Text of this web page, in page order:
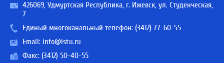
426069, Удмуртская Республика, г. Ижевск, ул. Студенческая,
7
Единый многоканальный телефон: (3412) 77-60-55
Email: info@istu.ru
Факс: (3412) 50-40-55